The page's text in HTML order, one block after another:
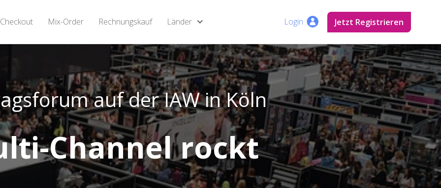
Verkaufen Tradesafe Distribution Membership Login Registrieren
Checkout Mix-Order Rechnungskauf Länder Login Jetzt Registrieren
auf der IAW in Köln
Channel rockt